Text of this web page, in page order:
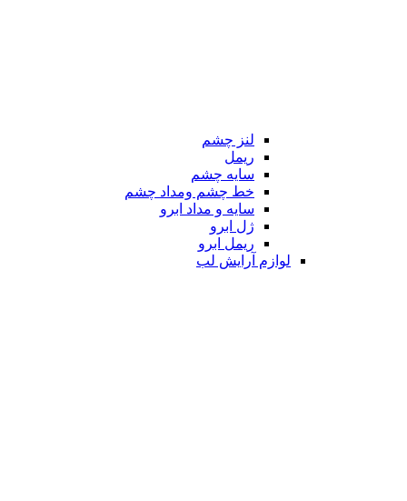
لنز چشم
ریمل
سایه چشم
خط چشم ومداد چشم
سایه و مداد ابرو
ژل ابرو
ریمل ابرو
لوازم آرایش لب